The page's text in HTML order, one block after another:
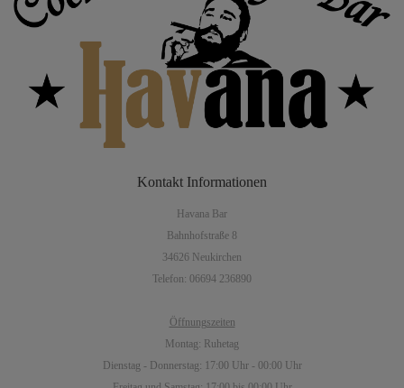
Kontakt Informationen
Havana Bar
Bahnhofstraße 8
34626 Neukirchen
Telefon: 06694 236890
Öffnungszeiten
Montag: Ruhetag
Dienstag - Donnerstag: 17:00 Uhr - 00:00 Uhr